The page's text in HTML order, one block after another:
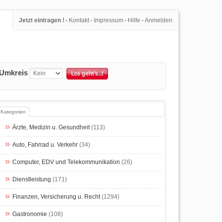
Jetzt eintragen ! - Kontakt- Impressum- Hilfe - Anmelden
Kategorien
Ärzte, Medizin u. Gesundheit(113)
Auto, Fahrrad u. Verkehr(34)
Computer, EDV und Telekommunikation (26)
Dienstleistung (171)
Finanzen, Versicherung u. Recht(1294)
Gastronomie (108)